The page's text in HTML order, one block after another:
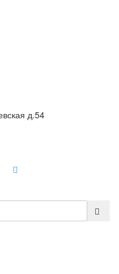
д.54